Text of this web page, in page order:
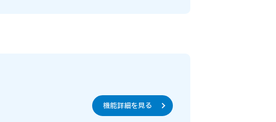
機能詳細を見る